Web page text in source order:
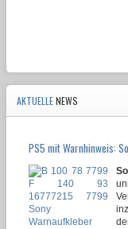
AKTUELLENEWS
PS5 mit Warnhinweis: